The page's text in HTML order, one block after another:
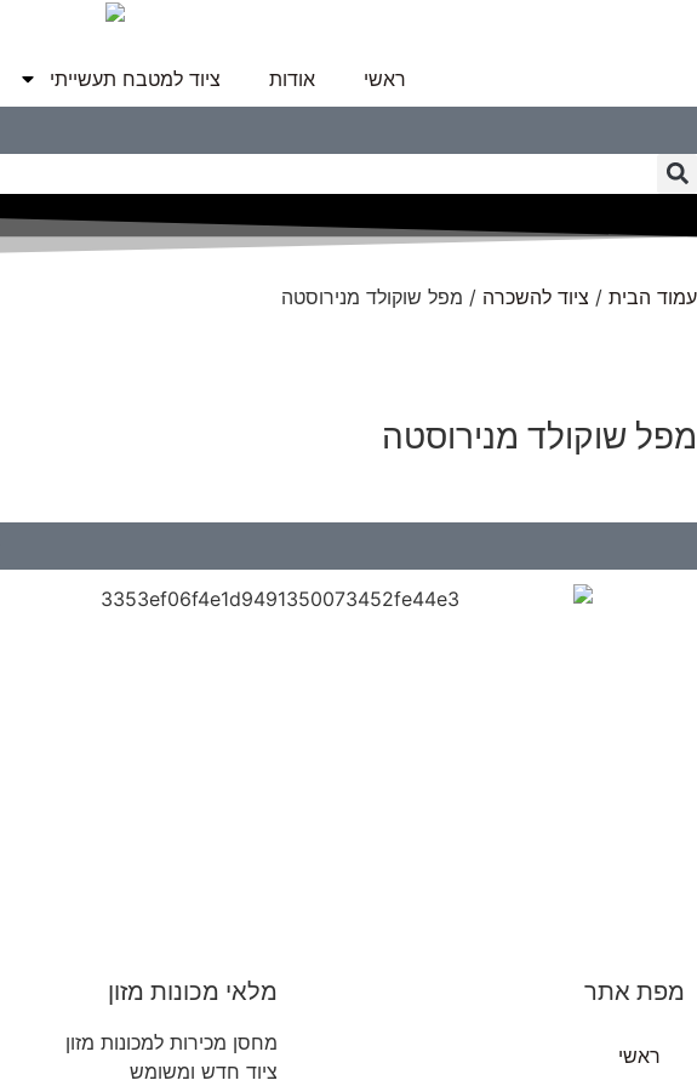
ראשי אודות ציוד למטבח תעשייתי
עמוד הבית / ציוד להשכרה / מפל שוקולד מנירוסטה
מפל שוקולד מנירוסטה
מפת אתר
ראשי
מלאי מכונות מזון
מחסן מכירות למכונות מזון
ציוד חדש ומשומש